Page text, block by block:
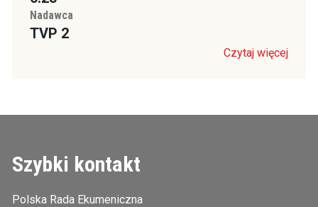
Nadawca
TVP 2
Czytaj więcej
Szybki kontakt
Polska Rada Ekumeniczna